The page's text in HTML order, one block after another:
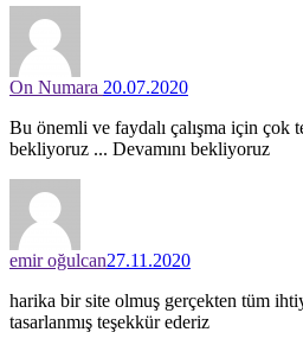
On Numara 20.07.2020
Bu önemli ve faydalı çalışma için çok
bekliyoruz ... Devamını bekliyoruz
emir oğulcan27.11.2020
harika bir site olmuş gerçekten tüm
tasarlanmış teşekkür ederiz